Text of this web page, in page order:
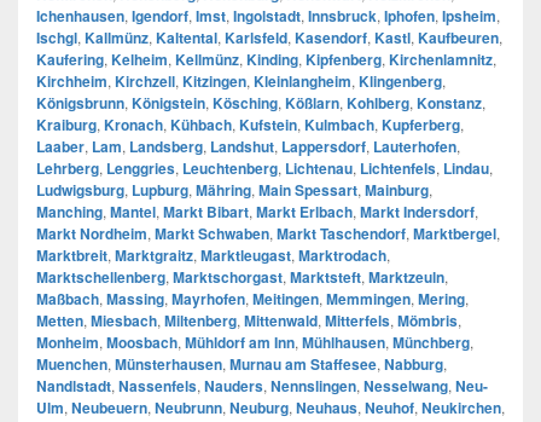
Ichenhausen, Igendorf, Imst, Ingolstadt, Innsbruck, Iphofen, Ipsheim,
Ischgl, Kallmünz, Kaltental, Karlsfeld, Kasendorf, Kastl, Kaufbeuren,
Kaufering, Kelheim, Kellmünz, Kinding, Kipfenberg, Kirchenlamnitz,
Kirchheim, Kirchzell, Kitzingen, Kleinlangheim, Klingenberg,
Königsbrunn, Königstein, Kösching, Kößlarn, Kohlberg, Konstanz,
Kraiburg, Kronach, Kühbach, Kufstein, Kulmbach, Kupferberg,
Laaber, Lam, Landsberg, Landshut, Lappersdorf, Lauterhofen,
Lehrberg, Lenggries, Leuchtenberg, Lichtenau, Lichtenfels, Lindau,
Ludwigsburg, Lupburg, Mähring, Main Spessart, Mainburg,
Manching, Mantel, Markt Bibart, Markt Erlbach, Markt Indersdorf,
Markt Nordheim, Markt Schwaben, Markt Taschendorf, Marktbergel,
Marktbreit, Marktgraitz, Marktleugast, Marktrodach,
Marktschellenberg, Marktschorgast, Marktsteft, Marktzeuln,
Maßbach, Massing, Mayrhofen, Meitingen, Memmingen, Mering,
Metten, Miesbach, Miltenberg, Mittenwald, Mitterfels, Mömbris,
Monheim, Moosbach, Mühldorf am Inn, Mühlhausen, Münchberg,
Muenchen, Münsterhausen, Murnau am Staffesee, Nabburg,
Nandlstadt, Nassenfels, Nauders, Nennslingen, Nesselwang, Neu-
Ulm, Neubeuern, Neubrunn, Neuburg, Neuhaus, Neuhof, Neukirchen,